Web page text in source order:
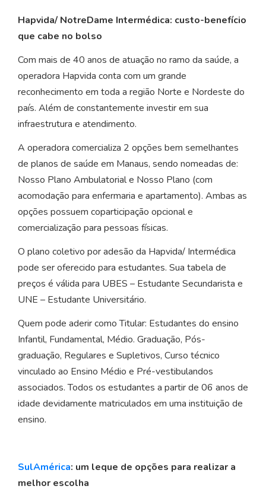
Hapvida/ NotreDame Intermédica: custo-benefício
que cabe no bolso
Com mais de 40 anos de atuação no ramo da saúde, a
operadora Hapvida conta com um grande
reconhecimento em toda a região Norte e Nordeste do
país. Além de constantemente investir em sua
infraestrutura e atendimento.
A operadora comercializa 2 opções bem semelhantes
de planos de saúde em Manaus, sendo nomeadas de:
Nosso Plano Ambulatorial e Nosso Plano (com
acomodação para enfermaria e apartamento). Ambas as
opções possuem coparticipação opcional e
comercialização para pessoas físicas.
O plano coletivo por adesão da Hapvida/ Intermédica
pode ser oferecido para estudantes. Sua tabela de
preços é válida para UBES – Estudante Secundarista e
UNE – Estudante Universitário.
Quem pode aderir como Titular: Estudantes do ensino
Infantil, Fundamental, Médio. Graduação, Pós-
graduação, Regulares e Supletivos, Curso técnico
vinculado ao Ensino Médio e Pré-vestibulandos
associados. Todos os estudantes a partir de 06 anos de
idade devidamente matriculados em uma instituição de
ensino.
SulAmérica: um leque de opções para realizar a
melhor escolha